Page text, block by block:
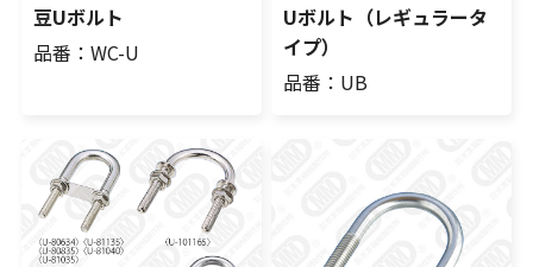
豆Uボルト
品番：WC-U
Uボルト（レギュラータ
イプ）
品番：UB